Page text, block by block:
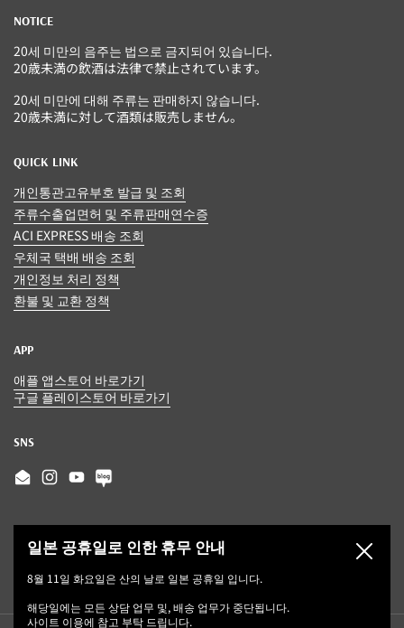
NOTICE
20세 미만의 음주는 법으로 금지되어 있습니다.
20歳未満の飲酒は法律で禁止されています。
20세 미만에 대해 주류는 판매하지 않습니다.
20歳未満に対して酒類は販売しません。
QUICK LINK
개인통관고유부호 발급 및 조회
주류수출업면허 및 주류판매연수증
ACI EXPRESS 배송 조회
우체국 택배 배송 조회
개인정보 처리 정책
환불 및 교환 정책
APP
애플 앱스토어 바로가기
구글 플레이스토어 바로가기
SNS
EmailInstagram
YouTube
일본 공휴일로 인한 휴무 안내
8월 11일 화요일은 산의 날로 일본 공휴일 입니다.
해당일에는 모든 상담 업무 및, 배송 업무가 중단됩니다.
사이트 이용에 참고 부탁 드립니다.
닫기